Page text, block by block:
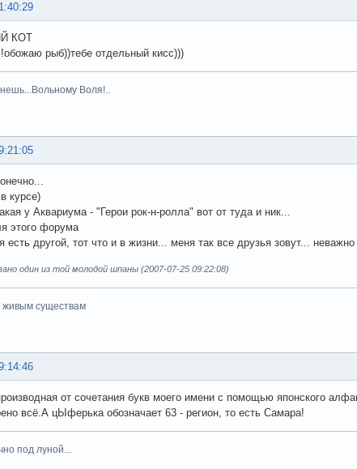
КОТ
рыб))тебе отдельный кисс)))
Воля!..
курсе)
у Аквариума - "Герои рок-н-ролла" вот от туда и ник...
этого форума
есть другой, тот что и в жизни... меня так все друзья зовут... неважно
один из той молодой шпаны (2007-07-25 09:22:08)
живым существам
от сочетания букв моего имени с помощью японского
всё.А цЫферька обозначает 63 - регион, то есть Самара!
под луной...